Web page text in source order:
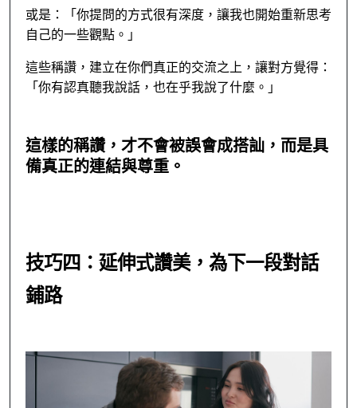
或是：「你提問的方式很有深度，讓我也開始重新思考
自己的一些觀點。」
這些稱讚，建立在你們真正的交流之上，讓對方覺得：
「你有認真聽我說話，也在乎我說了什麼。」
這樣的稱讚，才不會被誤會成搭訕，而是具
備真正的連結與尊重。
技巧四：延伸式讚美，為下一段對話
鋪路